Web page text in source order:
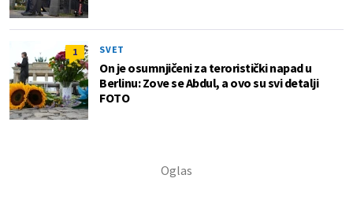
1 SVET
On je osumnjičeni za teroristički napad u
Berlinu: Zove se Abdul, a ovo su svi detalji
FOTO